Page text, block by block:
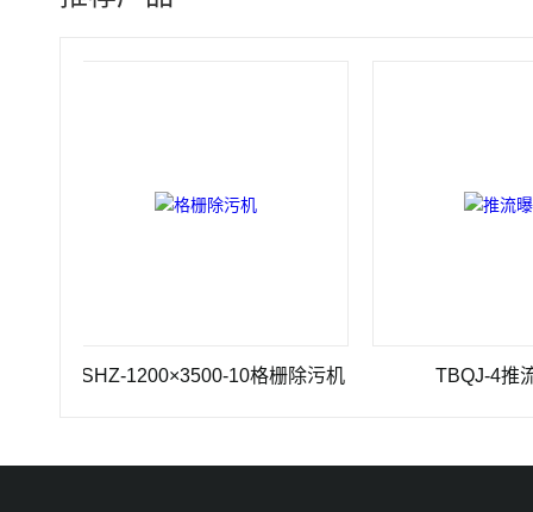
GSHZ-1200×3500-10格栅除污机 TBQJ-4推流曝气